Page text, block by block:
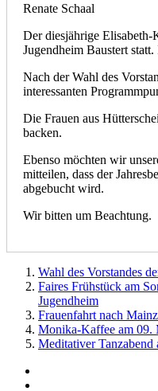
Renate Schaal
Der diesjährige
Jugendheim Baustert
Nach der Wahl des
interessanten
Die Frauen aus
backen.
Ebenso möchten wir
mitteilen, dass der
abgebucht wird.
Wir bitten um Beachtung.
Wahl des Vorstandes
Faires Frühstück am
Jugendheim
Frauenfahrt nach
Monika-Kaffee am 09.
Meditativer